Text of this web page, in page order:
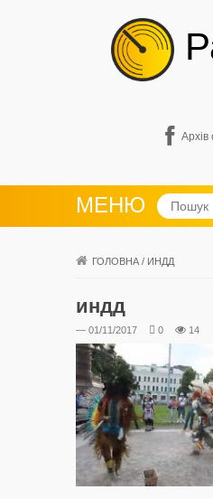
Архів
МЕНЮ
ГОЛОВНА / ИНДД
индд
— 01/11/2017 0 14